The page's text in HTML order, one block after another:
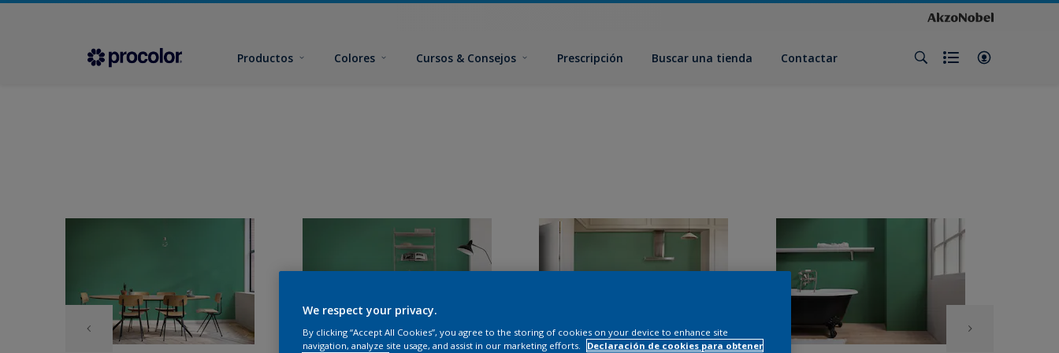
Productos Colores Cursos & Consejos Prescripción Buscar una tienda Contactar
We respect your privacy.
By clicking “Accept All Cookies”, you agree to the storing of cookies on your device to enhance site
navigation, analyze site usage, and assist in our marketing efforts.
Declaración de cookies para obtener